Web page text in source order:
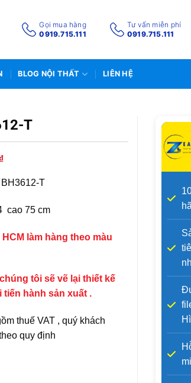
Gọi mua hàng
0919.715.111
Tư vấn miễn phí
0919.715.111
BLOG NỘI THẤT LIÊN HỆ
T
₫Giá
tại
13,500,000₫.
T
cao 75 cm
làm hàng theo màu
tôi sẽ vẽ lại thiết kế
hành sản xuất .
thuế VAT , quý khách
quy định